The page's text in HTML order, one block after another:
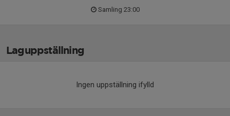
Samling 23:00
Laguppställning
Ingen uppställning ifylld